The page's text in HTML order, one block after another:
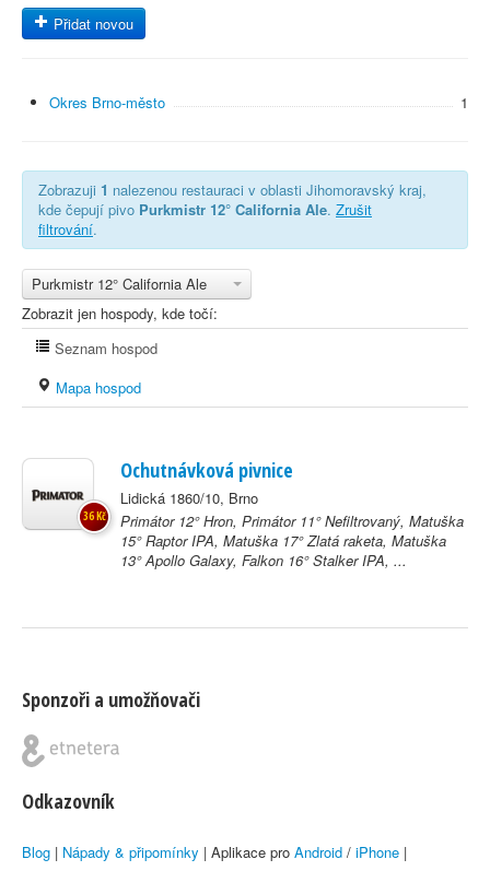
Přidat novou
Okres Brno-město 1
Zobrazuji 1 nalezenou restauraci v oblasti Jihomoravský kraj,
kde čepují pivo Purkmistr 12° California Ale. Zrušit
filtrování.
Purkmistr 12° California Ale
Zobrazit jen hospody, kde točí:
Seznam hospod
Mapa hospod
Ochutnávková pivnice
Lidická 1860/10, Brno
Primátor 12° Hron, Primátor 11° Nefiltrovaný, Matuška
15° Raptor IPA, Matuška 17° Zlatá raketa, Matuška
13° Apollo Galaxy, Falkon 16° Stalker IPA, ...
36 Kč
Sponzoři a umožňovači
Odkazovník
Blog | Nápady & připomínky | Aplikace pro Android / iPhone |